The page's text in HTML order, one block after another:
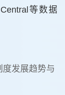
等数据
发展趋势与